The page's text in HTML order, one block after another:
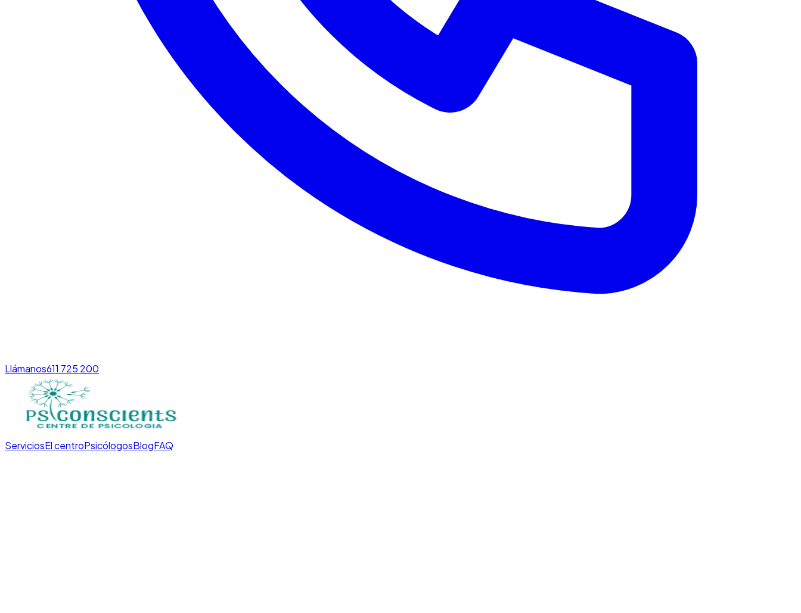
Llámanos611 725 200
ServiciosEl centroPsicólogosBlogFAQ